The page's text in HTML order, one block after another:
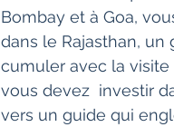
Bombay et à Goa,
dans le Rajasthan,
cumuler avec la visite
vous devez  investir
vers un guide qui